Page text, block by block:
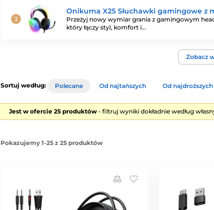
Onikuma X25 Słuchawki gamingowe z
Przeżyj nowy wymiar grania z gamingowym
który łączy styl, komfort i…
Zobacz
Sortuj według: Polecane Od najtańszych Od najdroższych
Jest w ofercie 25 produktów - filtruj wyniki dokładnie według
Pokazujemy 1-25 z 25 produktów